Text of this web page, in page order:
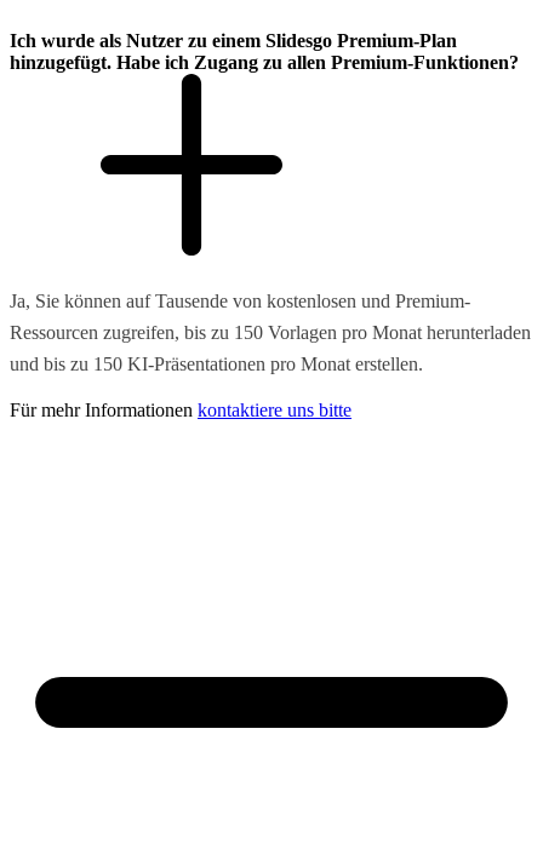
Ich wurde als Nutzer zu einem Slidesgo Premium-Plan
hinzugefügt. Habe ich Zugang zu allen Premium-Funktionen?
Ja, Sie können auf Tausende von kostenlosen und Premium-
Ressourcen zugreifen, bis zu 150 Vorlagen pro Monat herunterladen
und bis zu 150 KI-Präsentationen pro Monat erstellen.
Für mehr Informationen kontaktiere uns bitte